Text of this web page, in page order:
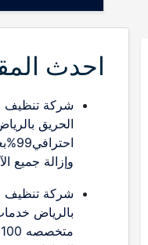
احدث
شركة تنظيف
الحريق
وإزالة جميع
شركة تنظيف
بالرياض